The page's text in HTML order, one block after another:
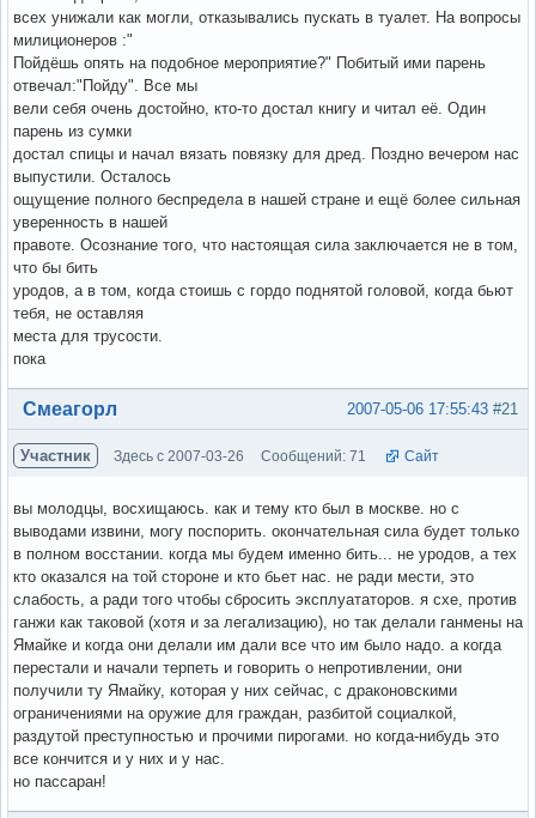
всех унижали как могли, отказывались пускать в туалет. На вопросы
милиционеров :"
Пойдёшь опять на подобное мероприятие?" Побитый ими парень
отвечал:"Пойду". Все мы
вели себя очень достойно, кто-то достал книгу и читал её. Один
парень из сумки
достал спицы и начал вязать повязку для дред. Поздно вечером нас
выпустили. Осталось
ощущение полного беспредела в нашей стране и ещё более сильная
уверенность в нашей
правоте. Осознание того, что настоящая сила заключается не в том,
что бы бить
уродов, а в том, когда стоишь с гордо поднятой головой, когда бьют
тебя, не оставляя
места для трусости.
пока
Вне форума #21
2007-05-06 17:55:43
Смеагорл
Участник Здесь с 2007-03-26 Сообщений: 71 Сайт
вы молодцы, восхищаюсь. как и тему кто был в москве. но с
выводами извини, могу поспорить. окончательная сила будет только
в полном восстании. когда мы будем именно бить... не уродов, а тех
кто оказался на той стороне и кто бьет нас. не ради мести, это
слабость, а ради того чтобы сбросить эксплуататоров. я схе, против
ганжи как таковой (хотя и за легализацию), но так делали ганмены на
Ямайке и когда они делали им дали все что им было надо. а когда
перестали и начали терпеть и говорить о непротивлении, они
получили ту Ямайку, которая у них сейчас, с драконовскими
ограничениями на оружие для граждан, разбитой социалкой,
раздутой преступностью и прочими пирогами. но когда-нибудь это
все кончится и у них и у нас.
но пассаран!